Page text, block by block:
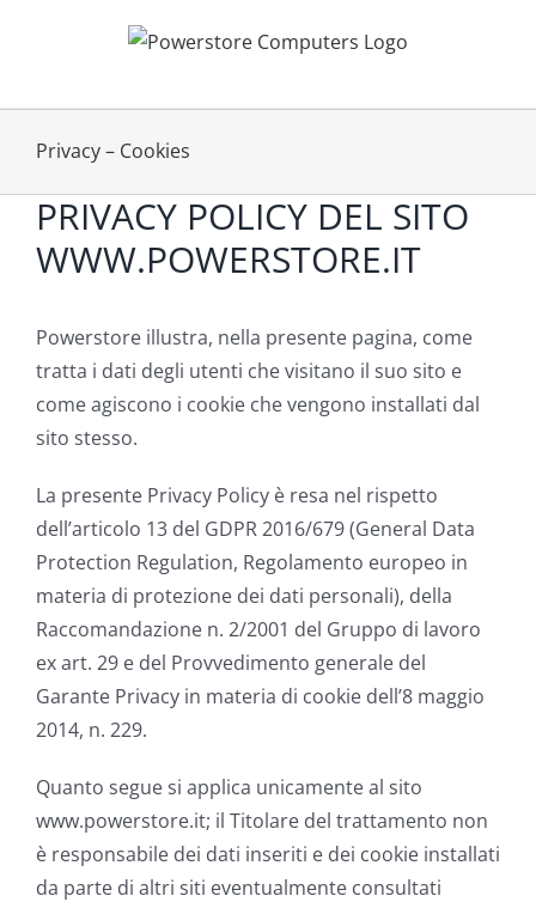
Privacy – Cookies
PRIVACY POLICY DEL SITO
WWW.POWERSTORE.IT
Powerstore illustra, nella presente pagina, come
tratta i dati degli utenti che visitano il suo sito e
come agiscono i cookie che vengono installati dal
sito stesso.
La presente Privacy Policy è resa nel rispetto
dell’articolo 13 del GDPR 2016/679 (General Data
Protection Regulation, Regolamento europeo in
materia di protezione dei dati personali), della
Raccomandazione n. 2/2001 del Gruppo di lavoro
ex art. 29 e del Provvedimento generale del
Garante Privacy in materia di cookie dell’8 maggio
2014, n. 229.
Quanto segue si applica unicamente al sito
www.powerstore.it; il Titolare del trattamento non
è responsabile dei dati inseriti e dei cookie installati
da parte di altri siti eventualmente consultati